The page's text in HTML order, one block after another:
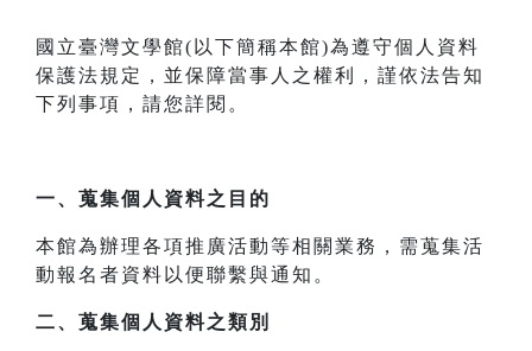
國立臺灣文學館(以下簡稱本館)為遵守個人資料
保護法規定，並保障當事人之權利，謹依法告知
下列事項，請您詳閱。
一、 蒐集個人資料之目的
本館為辦理各項推廣活動等相關業務，需蒐集活
動報名者資料以便聯繫與通知。
二、 蒐集個人資料之類別